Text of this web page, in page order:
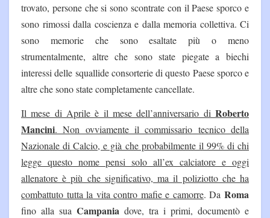
trovato, persone che si sono scontrate con il Paese sporco e
sono rimossi dalla coscienza e dalla memoria collettiva. Ci
sono memorie che sono esaltate più o meno
strumentalmente, altre che sono state piegate a biechi
interessi delle squallide consorterie di questo Paese sporco e
altre che sono state completamente cancellate.
Il mese di Aprile è il mese dell’anniversario di Roberto
Mancini. Non ovviamente il commissario tecnico della
Nazionale di Calcio, e già che probabilmente il 99% di chi
legge questo nome pensi solo all’ex calciatore e oggi
allenatore è più che significativo, ma il poliziotto che ha
combattuto tutta la vita contro mafie e camorre. DaRoma
fino alla sua Campania dove, tra i primi, documentò e